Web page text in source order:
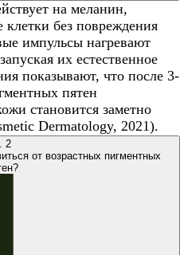
на меланин,
без повреждения
импульсы нагревают
их естественное
показывают, что после 3-
пятен
становится заметно
Dermatology, 2021).
2
от возрастных пигментных